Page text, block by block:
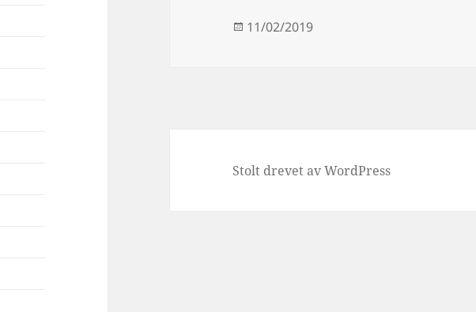
Publisert
11/02/2019
Stolt drevet av WordPress